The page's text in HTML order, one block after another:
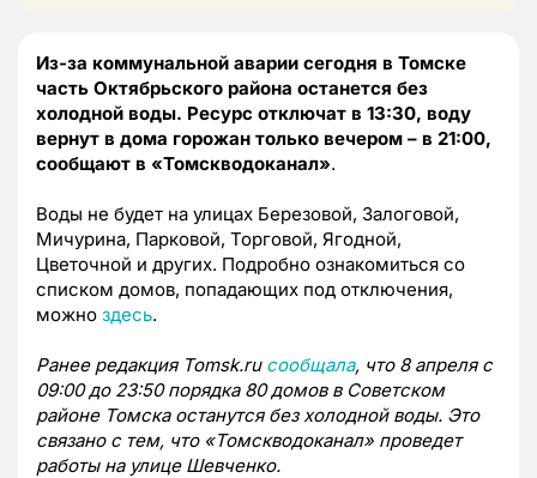
Из-за коммунальной аварии сегодня в Томске
часть Октябрьского района останется без
холодной воды. Ресурс отключат в 13:30, воду
вернут в дома горожан только вечером – в 21:00,
сообщают в «Томскводоканал».
Воды не будет на улицах Березовой, Залоговой,
Мичурина, Парковой, Торговой, Ягодной,
Цветочной и других. Подробно ознакомиться со
списком домов, попадающих под отключения,
можно здесь.
Ранее редакция Tomsk.ru сообщала, что 8 апреля с
09:00 до 23:50 порядка 80 домов в Советском
районе Томска останутся без холодной воды. Это
связано с тем, что «Томскводоканал» проведет
работы на улице Шевченко.